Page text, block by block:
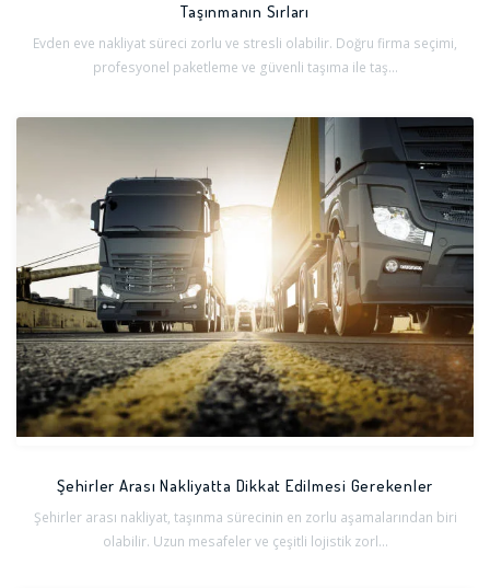
Taşınmanın Sırları
Evden eve nakliyat süreci zorlu ve stresli olabilir. Doğru firma seçimi,
profesyonel paketleme ve güvenli taşıma ile taş...
Şehirler Arası Nakliyatta Dikkat Edilmesi Gerekenler
Şehirler arası nakliyat, taşınma sürecinin en zorlu aşamalarından biri
olabilir. Uzun mesafeler ve çeşitli lojistik zorl...